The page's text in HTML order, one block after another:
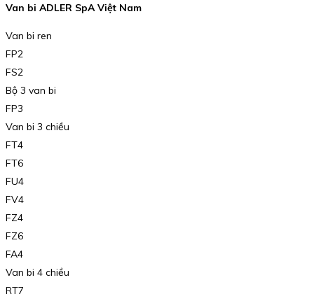
Van bi ADLER SpA Việt Nam
Van bi ren
FP2
FS2
Bộ 3 van bi
FP3
Van bi 3 chiều
FT4
FT6
FU4
FV4
FZ4
FZ6
FA4
Van bi 4 chiều
RT7